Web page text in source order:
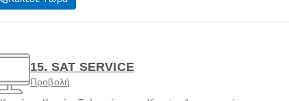
15. SAT SERVICE
Προβολή